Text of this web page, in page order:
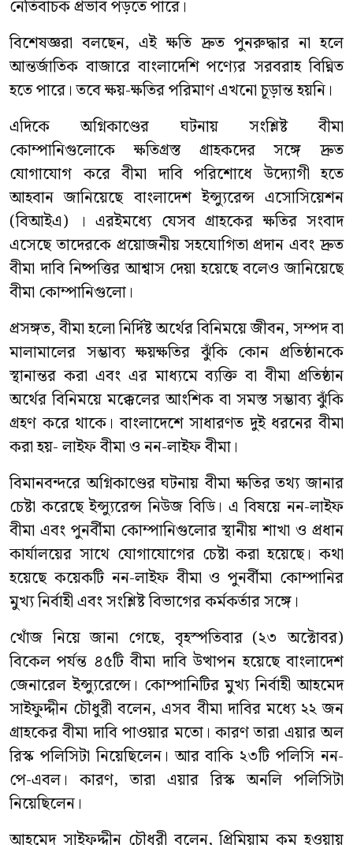
নেতিবাচক প্রভাব পড়তে পারে।
বিশেষজ্ঞরা বলছেন, এই ক্ষতি দ্রুত পুনরুদ্ধার না হলে
আন্তর্জাতিক বাজারে বাংলাদেশি পণ্যের সরবরাহ বিঘ্নিত
হতে পারে। তবে ক্ষয়-ক্ষতির পরিমাণ এখনো চূড়ান্ত হয়নি।
এদিকে অগ্নিকাণ্ডের ঘটনায় সংশ্লিষ্ট বীমা
কোম্পানিগুলোকে ক্ষতিগ্রস্ত গ্রাহকদের সঙ্গে দ্রুত
যোগাযোগ করে বীমা দাবি পরিশোধে উদ্যোগী হতে
আহবান জানিয়েছে বাংলাদেশ ইন্স্যুরেন্স এসোসিয়েশন
(বিআইএ) । এরইমধ্যে যেসব গ্রাহকের ক্ষতির সংবাদ
এসেছে তাদেরকে প্রয়োজনীয় সহযোগিতা প্রদান এবং দ্রুত
বীমা দাবি নিষ্পত্তির আশ্বাস দেয়া হয়েছে বলেও জানিয়েছে
বীমা কোম্পানিগুলো।
প্রসঙ্গত, বীমা হলো নির্দিষ্ট অর্থের বিনিময়ে জীবন, সম্পদ বা
মালামালের সম্ভাব্য ক্ষয়ক্ষতির ঝুঁকি কোন প্রতিষ্ঠানকে
স্থানান্তর করা এবং এর মাধ্যমে ব্যক্তি বা বীমা প্রতিষ্ঠান
অর্থের বিনিময়ে মক্কেলের আংশিক বা সমস্ত সম্ভাব্য ঝুঁকি
গ্রহণ করে থাকে। বাংলাদেশে সাধারণত দুই ধরনের বীমা
করা হয়- লাইফ বীমা ও নন-লাইফ বীমা।
বিমানবন্দরে অগ্নিকাণ্ডের ঘটনায় বীমা ক্ষতির তথ্য জানার
চেষ্টা করেছে ইন্স্যুরেন্স নিউজ বিডি। এ বিষয়ে নন-লাইফ
বীমা এবং পুনর্বীমা কোম্পানিগুলোর স্থানীয় শাখা ও প্রধান
কার্যালয়ের সাথে যোগাযোগের চেষ্টা করা হয়েছে। কথা
হয়েছে কয়েকটি নন-লাইফ বীমা ও পুনর্বীমা কোম্পানির
মুখ্য নির্বাহী এবং সংশ্লিষ্ট বিভাগের কর্মকর্তার সঙ্গে।
খোঁজ নিয়ে জানা গেছে, বৃহস্পতিবার (২৩ অক্টোবর)
বিকেল পর্যন্ত ৪৫টি বীমা দাবি উত্থাপন হয়েছে বাংলাদেশ
জেনারেল ইন্স্যুরেন্সে। কোম্পানিটির মুখ্য নির্বাহী আহমেদ
সাইফুদ্দীন চৌধুরী বলেন, এসব বীমা দাবির মধ্যে ২২ জন
গ্রাহকের বীমা দাবি পাওয়ার মতো। কারণ তারা এয়ার অল
রিস্ক পলিসিটা নিয়েছিলেন। আর বাকি ২৩টি পলিসি নন-
পে-এবল। কারণ, তারা এয়ার রিস্ক অনলি পলিসিটা
নিয়েছিলেন।